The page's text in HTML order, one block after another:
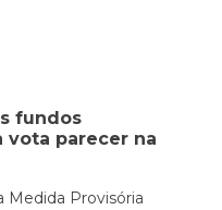
fundos
vota parecer na
Medida Provisória